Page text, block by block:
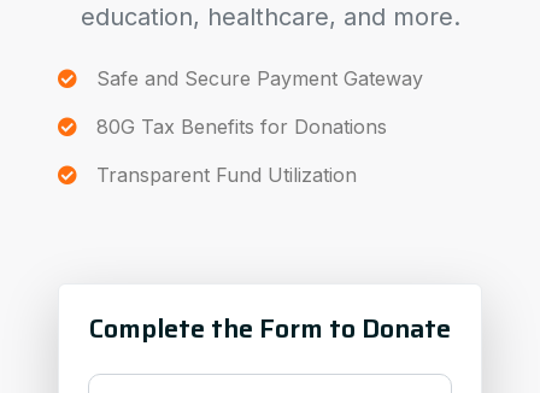
education, healthcare, and more.
Safe and Secure Payment Gateway
80G Tax Benefits for Donations
Transparent Fund Utilization
Complete the Form to Donate